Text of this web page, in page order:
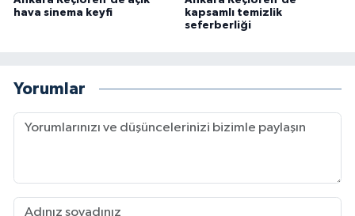
hava sinema keyfi
kapsamlı temizlik
seferberliği
Yorumlar